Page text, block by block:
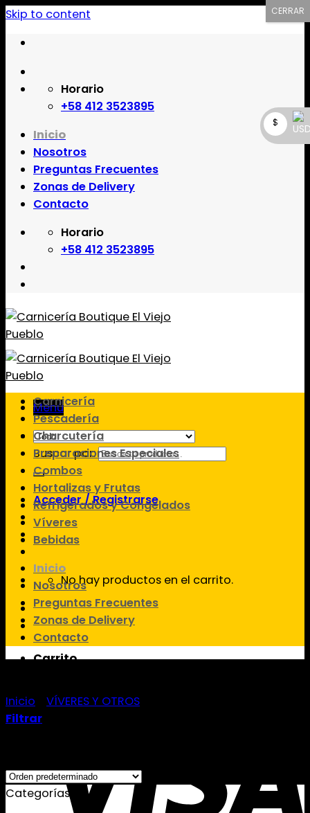
Skip to content
Horario
+58 412 3523895
Inicio
Nosotros
Preguntas Frecuentes
Zonas de Delivery
Contacto
Horario
+58 412 3523895
Menú
Buscar por:
Acceder / Registrarse
No hay productos en el carrito.
Carrito
Carnicería
Pescadería
Charcutería
Preparaciones Especiales
Combos
Hortalizas y Frutas
Refrigerados y Congelados
Víveres
Bebidas
Inicio
Nosotros
Preguntas Frecuentes
Zonas de Delivery
Contacto
Comprar Limpieza online en Margarita
Limpieza a domicilio en Margarita
Comprar Limpieza por internet en Margarita
Venta de Limpieza online en Margarita
Venta de Limpieza por internet en Margarita
Inicio VÍVERES Y OTROS
Filtrar
Categorías
$
CERRAR